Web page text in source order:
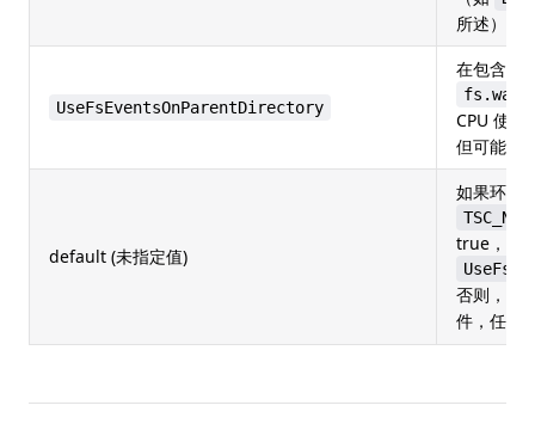
所述）
UseFsEventsOnParentDirectory
在包含文
CPU 使
但可能准
default (未指定值)
如果环境
true，则
否则，使
件，任何